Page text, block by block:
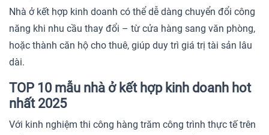
Nhà ở kết hợp kinh doanh có thể dễ dàng chuyển đổi công
năng khi nhu cầu thay đổi – từ cửa hàng sang văn phòng,
hoặc thành căn hộ cho thuê, giúp duy trì giá trị tài sản lâu
dài.
TOP 10 mẫu nhà ở kết hợp kinh doanh hot
nhất 2025
Với kinh nghiệm thi công hàng trăm công trình thực tế trên